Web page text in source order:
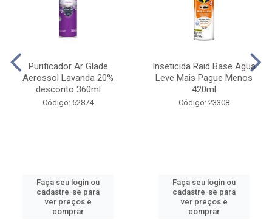
Purificador Ar Glade
Aerossol Lavanda 20%
desconto 360ml
Código: 52874
Faça seu login ou
cadastre-se para
ver preços e
comprar
Inseticida Raid Base Agua
Leve Mais Pague Menos
420ml
Código: 23308
Faça seu login ou
cadastre-se para
ver preços e
comprar